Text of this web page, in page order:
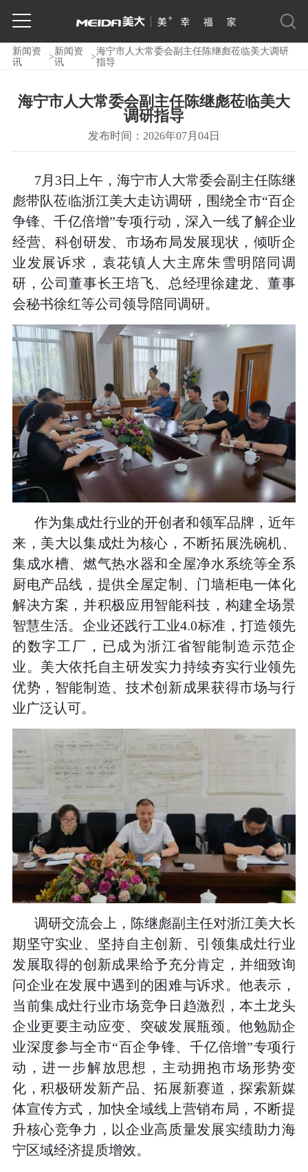
新闻资
讯
>新闻资
讯
>海宁市人大常委会副主任陈继彪莅临美大调研
指导
海宁市人大常委会副主任陈继彪莅临美大
调研指导
发布时间：2026年07月04日
7月3日上午，海宁市人大常委会副主任陈继
彪带队莅临浙江美大走访调研，围绕全市“百企
争锋、千亿倍增”专项行动，深入一线了解企业
经营、科创研发、市场布局发展现状，倾听企
业发展诉求，袁花镇人大主席朱雪明陪同调
研，公司董事长王培飞、总经理徐建龙、董事
会秘书徐红等公司领导陪同调研。
作为集成灶行业的开创者和领军品牌，近年
来，美大以集成灶为核心，不断拓展洗碗机、
集成水槽、燃气热水器和全屋净水系统等全系
厨电产品线，提供全屋定制、门墙柜电一体化
解决方案，并积极应用智能科技，构建全场景
智慧生活。企业还践行工业4.0标准，打造领先
的数字工厂，已成为浙江省智能制造示范企
业。美大依托自主研发实力持续夯实行业领先
优势，智能制造、技术创新成果获得市场与行
业广泛认可。
调研交流会上，陈继彪副主任对浙江美大长
期坚守实业、坚持自主创新、引领集成灶行业
发展取得的创新成果给予充分肯定，并细致询
问企业在发展中遇到的困难与诉求。他表示，
当前集成灶行业市场竞争日趋激烈，本土龙头
企业更要主动应变、突破发展瓶颈。他勉励企
业深度参与全市“百企争锋、千亿倍增”专项行
动，进一步解放思想，主动拥抱市场形势变
化，积极研发新产品、拓展新赛道，探索新媒
体宣传方式，加快全域线上营销布局，不断提
升核心竞争力，以企业高质量发展实绩助力海
宁区域经济提质增效。